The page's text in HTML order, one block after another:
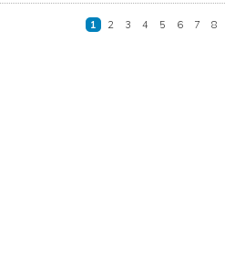
1 2 3 4 5 6 7 8